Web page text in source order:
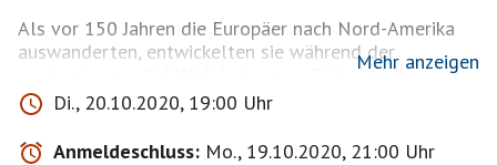
Als vor 150 Jahren die Europäer nach Nord-Amerika
auswanderten, entwickelten sie während der
wochenlangen Schiffsfahrten zum Zeitvertreib eine
Bodenvariante des Spiels. Sie benutzten vorhandene
Ruder als Schieber, um Holzscheiben in einem aufs
Deck gemalten Spielfeld in die Punkte zu schieben.
Mehr anzeigen
Di., 20.10.2020, 19:00 Uhr
Anmeldeschluss: Mo., 19.10.2020, 21:00 Uhr